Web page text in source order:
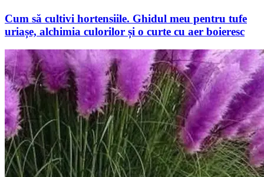
Cum să cultivi hortensiile. Ghidul meu pentru tufe
uriașe, alchimia culorilor și o curte cu aer boieresc